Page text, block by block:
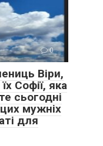
0
Віри,
Софії, яка
сьогодні
мужніх
для